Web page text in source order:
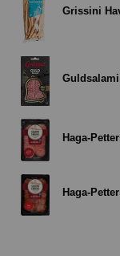
Grissini
Haga-
Haga-